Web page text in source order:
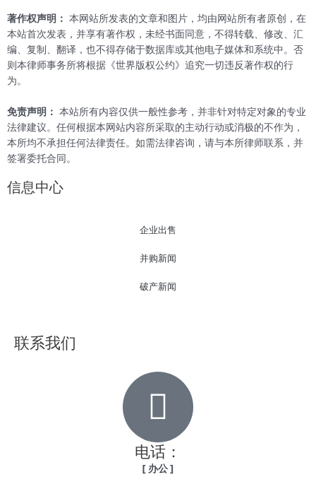
著作权声明： 本网站所发表的文章和图片，均由网站所有者原创，在
本站首次发表，并享有著作权，未经书面同意，不得转载、修改、汇
编、复制、翻译，也不得存储于数据库或其他电子媒体和系统中。否
则本律师事务所将根据《世界版权公约》追究一切违反著作权的行
为。
免责声明： 本站所有内容仅供一般性参考，并非针对特定对象的专业
法律建议。任何根据本网站内容所采取的主动行动或消极的不作为，
本所均不承担任何法律责任。如需法律咨询，请与本所律师联系，并
签署委托合同。
信息中心
企业出售
并购新闻
破产新闻
联系我们
电话：
[ 办公 ]